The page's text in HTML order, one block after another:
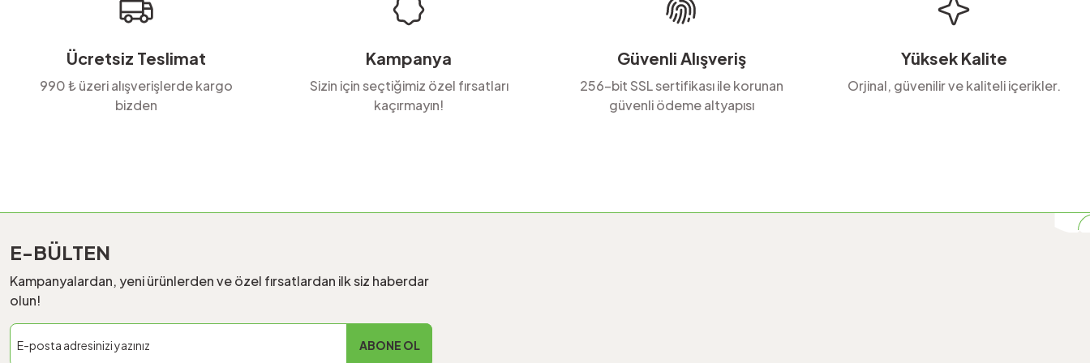
Bu ürüne benzer farklı alternatifler olmalı.
Ücretsiz Teslimat
990 ₺ üzeri alışverişlerde kargo
bizden
Kampanya
Sizin için seçtiğimiz özel fırsatları
kaçırmayın!
Güvenli Alışveriş
256-bit SSL sertifikası ile korunan
güvenli ödeme altyapısı
Yüksek Kalite
Orjinal, güvenilir ve kaliteli içerikler.
E-BÜLTEN
Kampanyalardan, yeni ürünlerden ve özel fırsatlardan ilk siz haberdar
olun!
ABONE OL